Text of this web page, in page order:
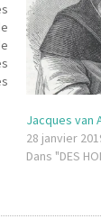
Jacques van
28 janvier
Dans "DES